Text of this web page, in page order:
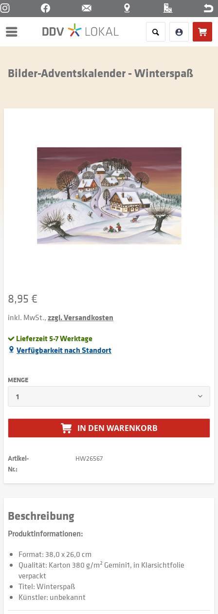
Menü
Bilder-Adventskalender - Winterspaß
8,95 €
inkl. MwSt.,zzgl. Versandkosten
Lieferzeit 5-7 Werktage
Verfügbarkeit nach Standort
MENGE
IN DEN WARENKORB
Artikel-
Nr.:
HW26567
Beschreibung
Produktinformationen:
Format: 38,0 x 26,0 cm
Qualität: Karton 380 g/m² Gemini1, in Klarsichtfolie
verpackt
Titel: Winterspaß
Künstler: unbekannt